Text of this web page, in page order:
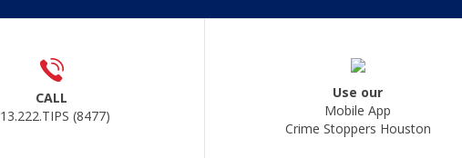
CALL
(8477)
Use our
Mobile App
Crime Stoppers Houston